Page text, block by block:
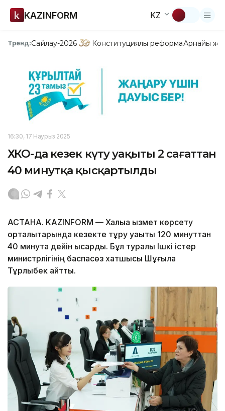
KAZINFORM KZ
Тренд:Сайлау-2026 Конституциялық реформаАрнайы
16:30, 17 Наурыз 2025
ХҚКО-да кезек күту уақыты 2 сағаттан
40 минутқа қысқартылды
АСТАНА. KAZINFORM — Халыққа қызмет көрсету
орталықтарында кезекте тұру уақыты 120 минуттан
40 минутқа дейін қысқарды. Бұл туралы Ішкі істер
министрлігінің баспасөз хатшысы Шұғыла
Тұрлыбек айтты.